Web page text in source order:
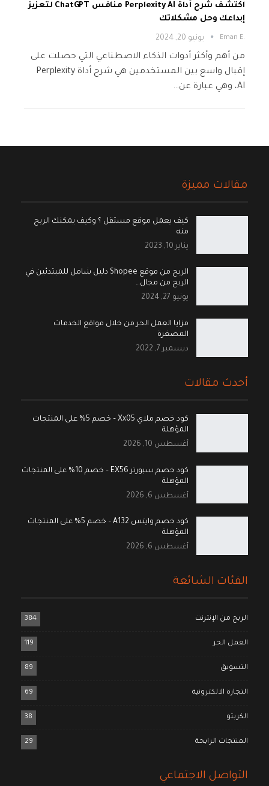
اكتشف شرح أداة Perplexity AI منافس ChatGPT لتعزيز
إبداعك وحل مشكلاتك
.Eman E يونيو 20, 2024
من أهم وأكثر أدوات الذكاء الاصطناعي التي حصلت على
إقبال واسع بين المستخدمين هي شرح أداة Perplexity
AI، وهي عبارة عن…
مقالات مميزة
كيف يعمل موقع مستقل ؟ وكيف يمكنك الربح
منه
يناير 10, 2023
الربح من موقع Shopee دليل شامل للمبتدئين في
الربح من مجال…
يونيو 27, 2024
مزايا العمل الحر من خلال مواقع الخدمات
المصغرة
ديسمبر 7, 2022
أحدث مقالات
كود خصم ملاي Xx05 – خصم 5% على المنتجات
المؤهلة
أغسطس 10, 2026
كود خصم سبورتر EX56 – خصم 10% على المنتجات
المؤهلة
أغسطس 6, 2026
كود خصم وايتس A132 – خصم 5% على المنتجات
المؤهلة
أغسطس 6, 2026
الفئات الشائعة
الربح من الإنترنت 384
العمل الحر 119
التسويق 89
التجارة الالكترونية 69
الكربتو 38
المنتجات الرابحة 29
التواصل الاجتماعي